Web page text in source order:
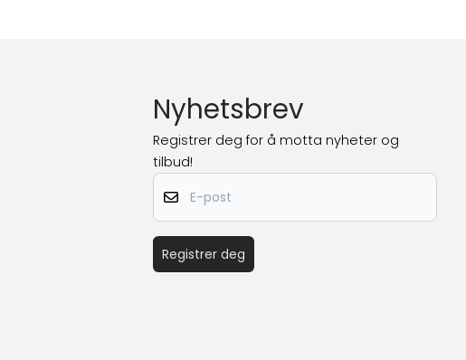
Nyhetsbrev
Registrer deg for å motta nyheter og
tilbud!
E-post
Registrer deg